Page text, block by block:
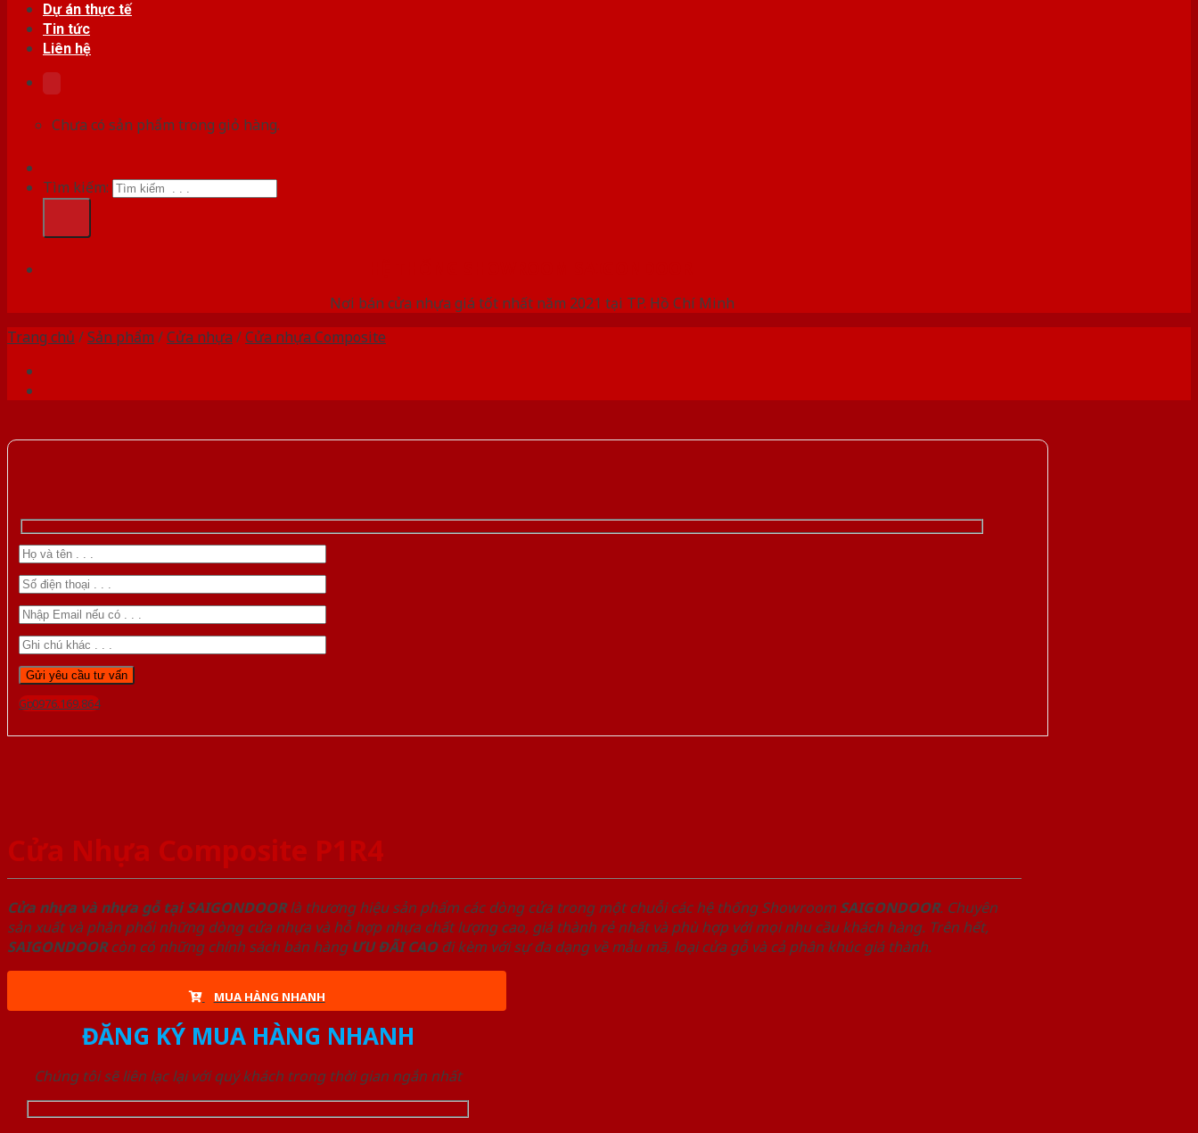
Dự án thực tế
Tin tức
Liên hệ
Chưa có sản phẩm trong giỏ hàng.
Tìm kiếm:
Nơi bán cửa nhựa giá tốt nhất năm 2021 tại TP. Hồ Chí Minh
Trang chủ /Sản phẩm /Cửa nhựa /Cửa nhựa Composite
Gọi 0976.169.864
Cửa Nhựa Composite P1R4
Cửa nhựa và nhựa gỗ tại SAIGONDOORlà thương hiệu sản phẩm các dòng cửa trong một chuỗi các hệ thống Showroom SAIGONDOOR. Chuyên
sản xuất và phân phối những dòng cửa nhựa và hỗ hợp nhựa chất lượng cao, giá thành rẻ nhất và phù hợp với mọi nhu cầu khách hàng. Trên hết,
SAIGONDOORcòn có những chính sách bán hàng ƯU ĐÃI CAOđi kèm với sự đa dạng về mẫu mã, loại cửa gỗ và cả phân khúc giá thành.
MUA HÀNG NHANH
ĐĂNG KÝ MUA HÀNG NHANH
Chúng tôi sẽ liên lạc lại với quý khách trong thời gian ngắn nhất